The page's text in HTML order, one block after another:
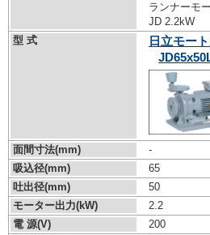
ランナーモ
JD 2.2kW
型 式
日立モー
面間寸法(mm)
-
吸込径(mm)
65
吐出径(mm)
50
モーター出力(kW)
2.2
電 源(V)
200